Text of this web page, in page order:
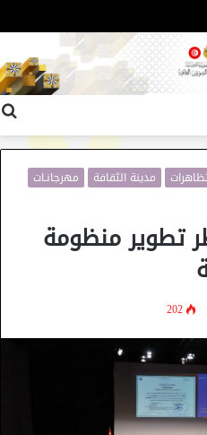
11
مدينة الثقافة
مهرجانـات
تطوير منظومة
202